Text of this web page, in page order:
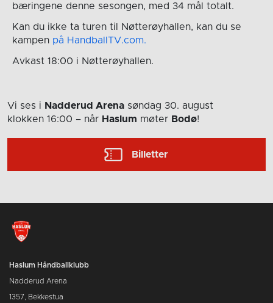
bæringene denne sesongen, med 34 mål totalt.
Kan du ikke ta turen til Nøtterøyhallen, kan du se
kampen på HandballTV.com.
Avkast 18:00 i Nøtterøyhallen.
Vi ses i Nadderud Arena søndag 30. august
klokken 16:00 – når Haslum møter Bodø!
Billetter
Haslum Håndballklubb
Nadderud Arena
1357, Bekkestua